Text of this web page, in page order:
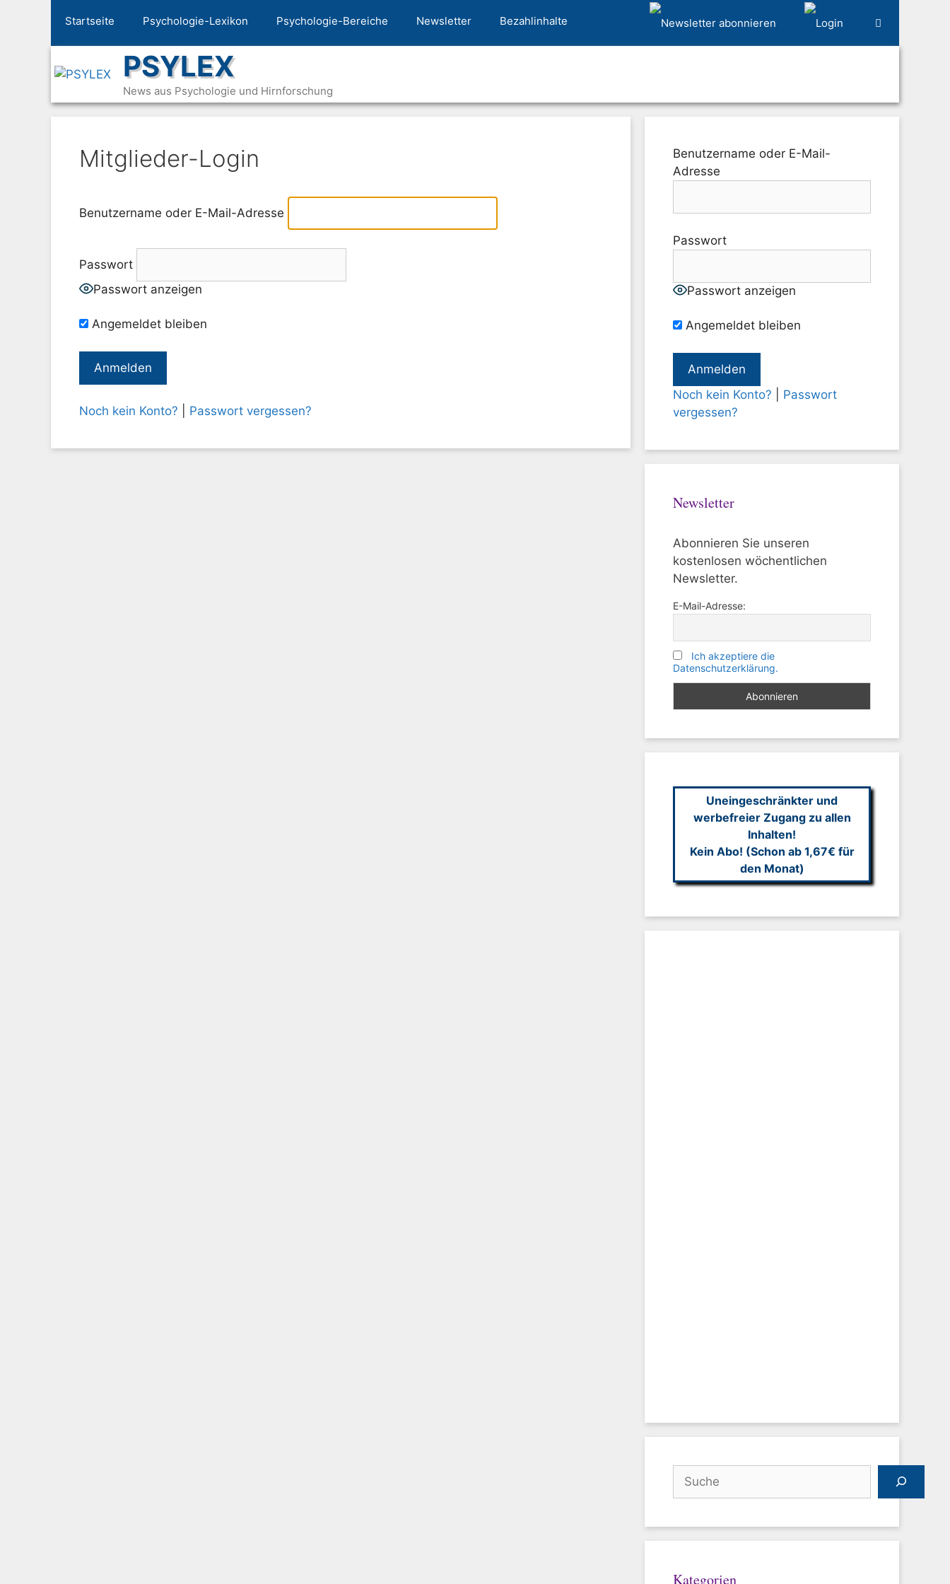
Startseite Psychologie-Lexikon Psychologie-Bereiche Newsletter Bezahlinhalte
PSYLEX
News aus Psychologie und Hirnforschung
Mitglieder-Login
Benutzername oder E-Mail-Adresse
Passwort
Passwort anzeigen
Angemeldet bleiben
Noch kein Konto? Passwort vergessen?
Benutzername oder E-Mail-
Adresse
Passwort
Passwort anzeigen
Angemeldet bleiben
Noch kein Konto?
Passwort
vergessen?
Newsletter
Abonnieren Sie unseren
kostenlosen wöchentlichen
Newsletter.
E-Mail-Adresse:
Ich akzeptiere die
Datenschutzerklärung.
Uneingeschränkter und
werbefreier Zugang zu allen
Inhalten!
Kein Abo! (Schon ab 1,67€ für
den Monat)
Kategorien